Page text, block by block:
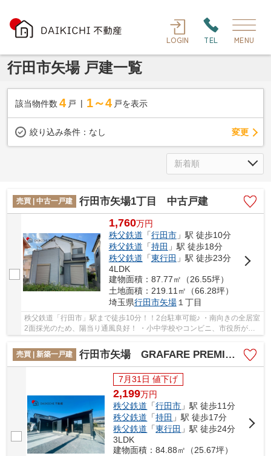
LOGIN TEL MENU
行田市矢場 戸建一覧
該当物件数 4 戸 1～4 戸を表示
絞り込み条件： なし 変更
売買 | 中古一戸建 行田市矢場1丁目 中古戸建
1,760万円
秩父鉄道 「行田市」駅 徒歩10分
秩父鉄道 「持田 」駅 徒歩18分
秩父鉄道 「東行田 」駅 徒歩23分
4LDK
建物面積：87.77㎡（26.55坪）
土地面積：219.11㎡（66.28坪）
埼玉県行田市矢場１丁目
秩父鉄道「行田市」駅まで徒歩10分！！2台駐車可能♪ ・南向きの全居室
2面採光のため、陽当り通風良好！ ・小中学校やコンビニ、市役所が徒
歩圏内で生活便利♪ いつでもお気軽にお声が...
売買 | 新築一戸建
行田市矢場 GRAFARE PREMIER 新築戸建 全2棟 2号棟
7月31日 値下げ
2,199万円
秩父鉄道 「行田市 」駅 徒歩11分
秩父鉄道 「持田 」駅 徒歩17分
秩父鉄道 「東行田 」駅 徒歩24分
3LDK
建物面積：84.88㎡（25.67坪）